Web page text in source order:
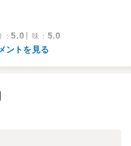
：5.0 味 ： 5.0
ントを見る